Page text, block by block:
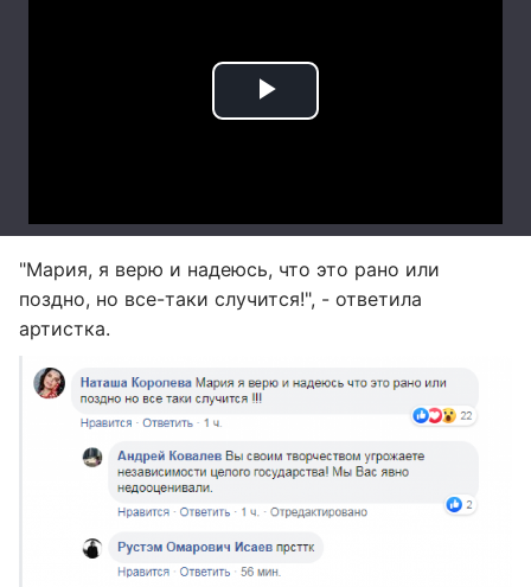
"Мария, я верю и надеюсь, что это рано или
поздно, но все-таки случится!", - ответила
артистка.